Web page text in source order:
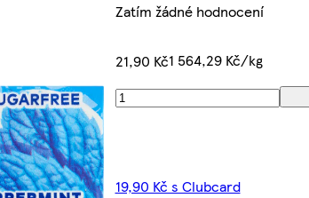
Zatím žádné hodnocení
21,90 Kč1 564,29 Kč/kg
19,90 Kč s Clubcard